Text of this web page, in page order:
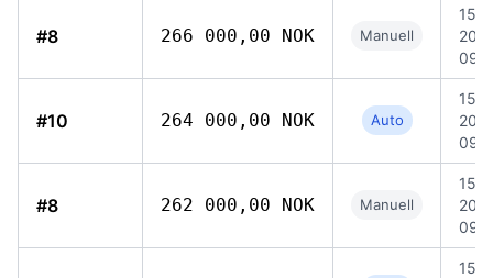
#8 266 000,00 NOK Manuell
15
#10 264 000,00 NOK Auto
15
#8 262 000,00 NOK Manuell
15
15